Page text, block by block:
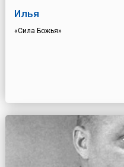
Илья
«Сила Божья»